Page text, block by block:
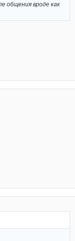
общения вроде как